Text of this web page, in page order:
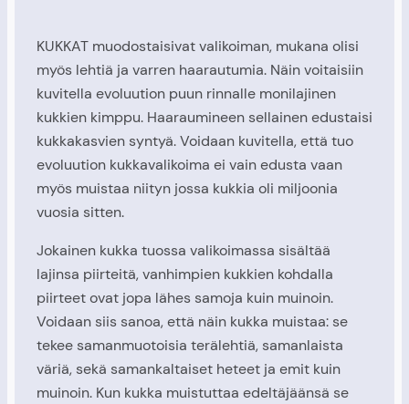
KUKKAT muodostaisivat valikoiman, mukana olisi
myös lehtiä ja varren haarautumia. Näin voitaisiin
kuvitella evoluution puun rinnalle monilajinen
kukkien kimppu. Haaraumineen sellainen edustaisi
kukkakasvien syntyä. Voidaan kuvitella, että tuo
evoluution kukkavalikoima ei vain edusta vaan
myös muistaa niityn jossa kukkia oli miljoonia
vuosia sitten.
Jokainen kukka tuossa valikoimassa sisältää
lajinsa piirteitä, vanhimpien kukkien kohdalla
piirteet ovat jopa lähes samoja kuin muinoin.
Voidaan siis sanoa, että näin kukka muistaa: se
tekee samanmuotoisia terälehtiä, samanlaista
väriä, sekä samankaltaiset heteet ja emit kuin
muinoin. Kun kukka muistuttaa edeltäjäänsä se